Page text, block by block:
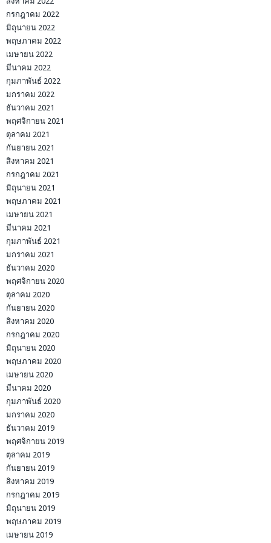
กรกฎาคม 2022
มิถุนายน 2022
พฤษภาคม 2022
เมษายน 2022
มีนาคม 2022
กุมภาพันธ์ 2022
มกราคม 2022
ธันวาคม 2021
พฤศจิกายน 2021
ตุลาคม 2021
กันยายน 2021
สิงหาคม 2021
กรกฎาคม 2021
มิถุนายน 2021
พฤษภาคม 2021
เมษายน 2021
มีนาคม 2021
กุมภาพันธ์ 2021
มกราคม 2021
ธันวาคม 2020
พฤศจิกายน 2020
ตุลาคม 2020
กันยายน 2020
สิงหาคม 2020
กรกฎาคม 2020
มิถุนายน 2020
พฤษภาคม 2020
เมษายน 2020
มีนาคม 2020
กุมภาพันธ์ 2020
มกราคม 2020
ธันวาคม 2019
พฤศจิกายน 2019
ตุลาคม 2019
กันยายน 2019
สิงหาคม 2019
กรกฎาคม 2019
มิถุนายน 2019
พฤษภาคม 2019
เมษายน 2019